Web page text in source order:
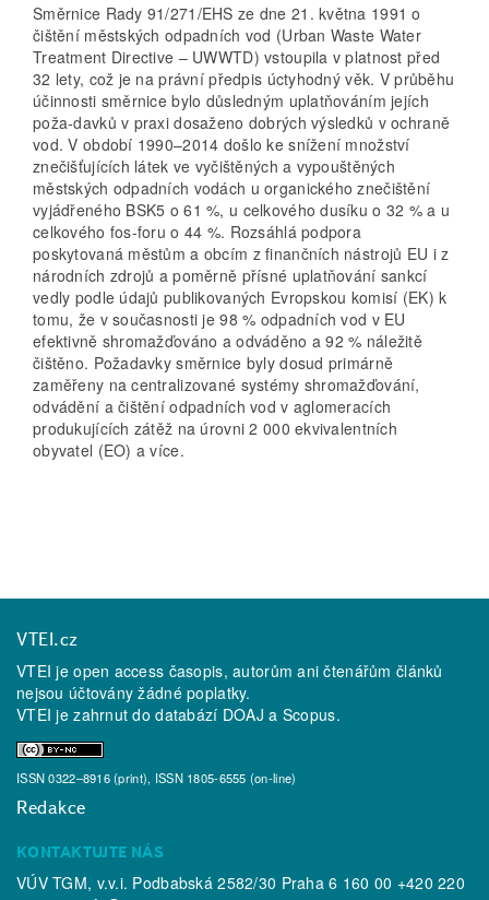
Směrnice Rady 91/271/EHS ze dne 21. května 1991 o
čištění městských odpadních vod (Urban Waste Water
Treatment Directive – UWWTD) vstoupila v platnost před
32 lety, což je na právní předpis úctyhodný věk. V průběhu
účinnosti směrnice bylo důsledným uplatňováním jejích
poža-davků v praxi dosaženo dobrých výsledků v ochraně
vod. V období 1990–2014 došlo ke snížení množství
znečišťujících látek ve vyčištěných a vypouštěných
městských odpadních vodách u organického znečištění
vyjádřeného BSK5 o 61 %, u celkového dusíku o 32 % a u
celkového fos-foru o 44 %. Rozsáhlá podpora
poskytovaná městům a obcím z finančních nástrojů EU i z
národních zdrojů a poměrně přísné uplatňování sankcí
vedly podle údajů publikovaných Evropskou komisí (EK) k
tomu, že v současnosti je 98 % odpadních vod v EU
efektivně shromažďováno a odváděno a 92 % náležitě
čištěno. Požadavky směrnice byly dosud primárně
zaměřeny na centralizované systémy shromažďování,
odvádění a čištění odpadních vod v aglomeracích
produkujících zátěž na úrovni 2 000 ekvivalentních
obyvatel (EO) a více.
VTEI.cz
VTEI je open access časopis, autorům ani čtenářům článků
nejsou účtovány žádné poplatky.
VTEI je zahrnut do databází DOAJ a Scopus.
ISSN 0322–8916 (print), ISSN 1805-6555 (on-line)
Redakce
KONTAKTUJTE NÁS
VÚV TGM, v.v.i. Podbabská 2582/30 Praha 6 160 00 +420 220